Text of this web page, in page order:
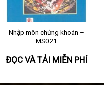
Nhập môn chứng khoán –
MS021
ĐỌC VÀ TẢI MIỄN PHÍ